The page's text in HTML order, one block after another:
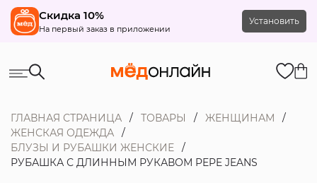
Скидка 10%
На первый заказ в приложении
Установить
ГЛАВНАЯ СТРАНИЦА ТОВАРЫ
ЖЕНЩИНАМ
ЖЕНСКАЯ ОДЕЖДА
БЛУЗЫ И РУБАШКИ ЖЕНСКИЕ
РУБАШКА С ДЛИННЫМ РУКАВОМ PEPE JEANS